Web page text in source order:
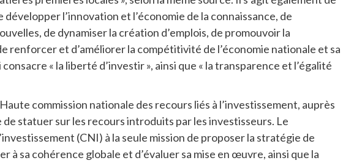
l’innovation et l’économie de la connaissance, de
de dynamiser la création d’emplois, de promouvoir la
renforcer et d’améliorer la compétitivité de l’économie nationale et sa
« la liberté d’investir », ainsi que « la transparence et l’égalité
commission nationale des recours liés à l’investissement, auprès
statuer sur les recours introduits par les investisseurs. Le
(CNI) à la seule mission de proposer la stratégie de
à sa cohérence globale et d’évaluer sa mise en œuvre, ainsi que la